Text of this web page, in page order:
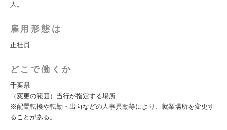
人。
雇用形態は
正社員
どこで働くか
千葉県
（変更の範囲）当行が指定する場所
※配置転換や転勤・出向などの人事異動等により、就業場所を変更す
ることがある。